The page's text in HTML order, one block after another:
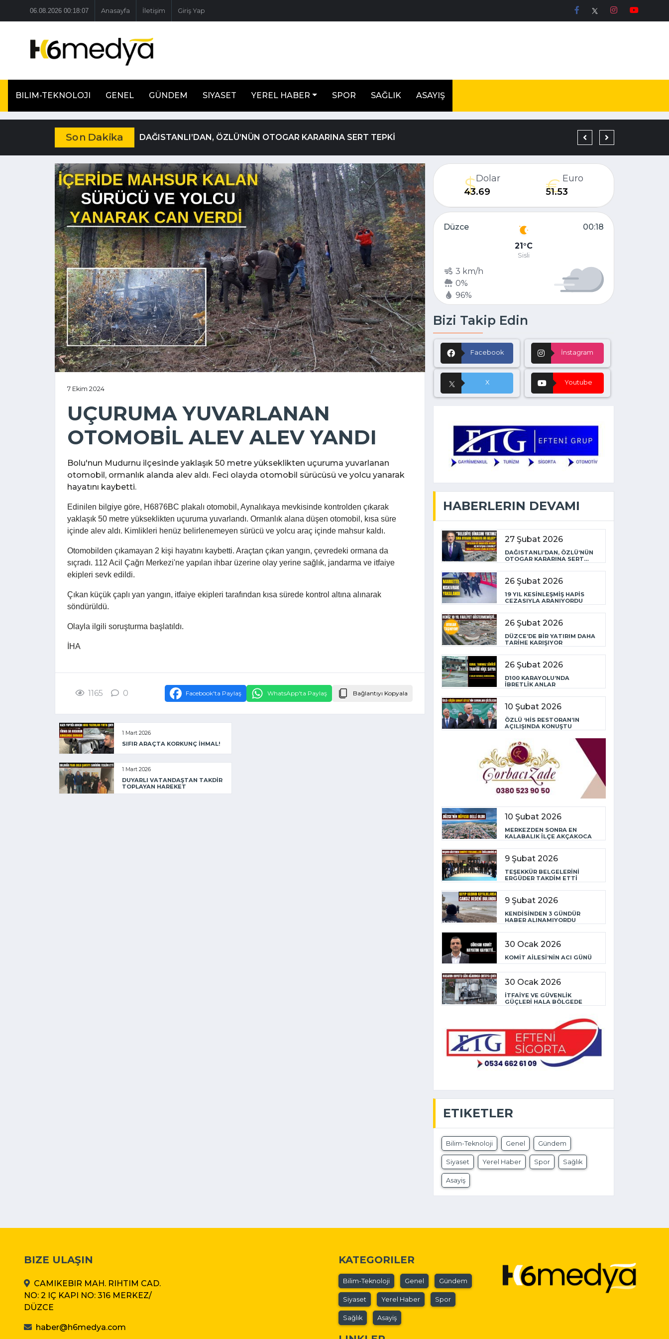
06.08.2026 00:18:07 Anasayfa İletişim Giriş Yap
BILIM-TEKNOLOJI GENEL GÜNDEM SIYASET YEREL HABER SPOR SAĞLIK ASAYIŞ
Son Dakika DAĞISTANLI’DAN, ÖZLÜ’NÜN OTOGAR KARARINA SERT TEPKİ 19 YIL KESİNLEŞMİŞ
7 Ekim 2024
UÇURUMA YUVARLANAN
OTOMOBİL ALEV ALEV YANDI
Bolu'nun Mudurnu ilçesinde yaklaşık 50 metre yükseklikten uçuruma yuvarlanan
otomobil, ormanlık alanda alev aldı. Feci olayda otomobil sürücüsü ve yolcu yanarak
hayatını kaybetti.
Edinilen bilgiye göre, H6876BC plakalı otomobil, Aynalıkaya mevkisinde kontrolden çıkarak
yaklaşık 50 metre yükseklikten uçuruma yuvarlandı. Ormanlık alana düşen otomobil, kısa süre
içinde alev aldı. Kimlikleri henüz belirlenemeyen sürücü ve yolcu araç içinde mahsur kaldı.
Otomobilden çıkamayan 2 kişi hayatını kaybetti. Araçtan çıkan yangın, çevredeki ormana da
sıçradı. 112 Acil Çağrı Merkezi'ne yapılan ihbar üzerine olay yerine sağlık, jandarma ve itfaiye
ekipleri sevk edildi.
Çıkan küçük çaplı yan yangın, itfaiye ekipleri tarafından kısa sürede kontrol altına alınarak
söndürüldü.
Olayla ilgili soruşturma başlatıldı.
İHA
1165 0 Facebook'ta Paylaş WhatsApp'ta Paylaş Bağlantıyı Kopyala
1 Mart 2026
SIFIR ARAÇTA KORKUNÇ İHMAL!
1 Mart 2026
DUYARLI VATANDAŞTAN TAKDİR
TOPLAYAN HAREKET
Dolar
43.69
Euro
51.53
Düzce
00:18
21
C
Sisli
3 km/h
0%
96%
Bizi Takip Edin
Facebook İnstagram
X Youtube
HABERLERIN DEVAMI
27 Şubat 2026
DAĞISTANLI’DAN, ÖZLÜ’NÜN
OTOGAR KARARINA SERT
TEPKİ
26 Şubat 2026
19 YIL KESİNLEŞMİŞ HAPİS
CEZASIYLA ARANIYORDU
26 Şubat 2026
DÜZCE’DE BİR YATIRIM DAHA
TARİHE KARIŞIYOR
26 Şubat 2026
D100 KARAYOLU’NDA
İBRETLİK ANLAR
10 Şubat 2026
ÖZLÜ ‘HİS RESTORAN’IN
AÇILIŞINDA KONUŞTU
10 Şubat 2026
MERKEZDEN SONRA EN
KALABALIK İLÇE AKÇAKOCA
9 Şubat 2026
TEŞEKKÜR BELGELERİNİ
ERGÜDER TAKDİM ETTİ
9 Şubat 2026
KENDİSİNDEN 3 GÜNDÜR
HABER ALINAMIYORDU
30 Ocak 2026
KOMİT AİLESİ’NİN ACI GÜNÜ
30 Ocak 2026
İTFAİYE VE GÜVENLİK
GÜÇLERİ HALA BÖLGEDE
ETIKETLER
Bilim-Teknoloji Genel Gündem
Siyaset Yerel Haber Spor Sağlık
Asayiş
BIZE ULAŞIN
CAMIKEBIR MAH. RIHTIM CAD.
NO: 2 IÇ KAPI NO: 316 MERKEZ/
DÜZCE
haber@h6medya.com
KATEGORILER
Bilim-Teknoloji Genel Gündem
Siyaset Yerel Haber Spor
Sağlık Asayiş